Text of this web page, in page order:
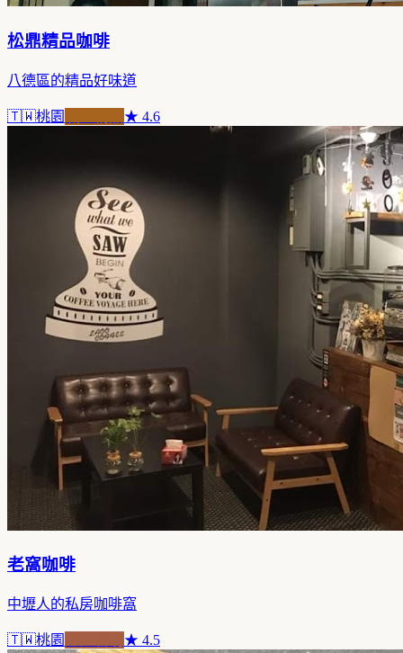
松鼎精品咖啡
八德區的精品好味道
🇹🇼桃園 ★ 4.6
老窩咖啡
中壢人的私房咖啡窩
🇹🇼桃園 ★ 4.5